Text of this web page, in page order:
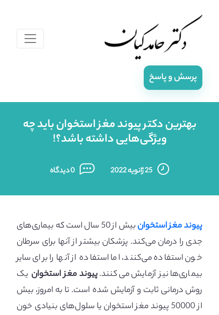
پرسش و پاسخ
بهترین دکتر پیوند مغز استخوان باید چه
ویژگی‌هایی داشته باشد؟!
25 ژانویه 2022 0 دیدگاه
پیوند مغز استخوان
بیش از 50 سال است که بیماری‌های
جدی را درمان می‌کند. پزشکان بیشتر از آنها برای سرطان
خون استفاده می‌کنند، اما استفاده از آنها را برای سایر
بیماری‌ها نیز آزمایش می‌کنند.پیوند مغز استخوان یک
روش درمانی ثابت و آزمایش شده است. تا به امروز، بیش
از 50000 پیوند مغز استخوان یا سلول‌های بنیادی خون